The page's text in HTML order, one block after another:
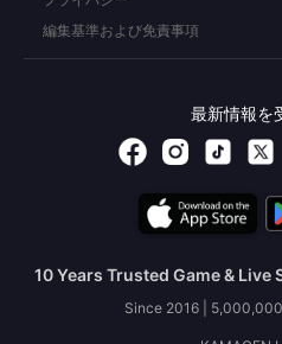
編集基準および免責事項
最新情報を
10 Years Trusted Game &
Since 2016 |